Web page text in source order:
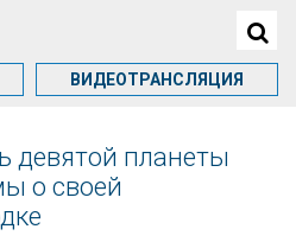
ВИДЕОТРАНСЛЯЦИЯ
девятой планеты
о своей